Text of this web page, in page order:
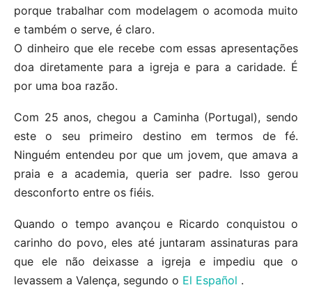
porque trabalhar com modelagem o acomoda muito
e também o serve, é claro.
O dinheiro que ele recebe com essas apresentações
doa diretamente para a igreja e para a caridade. É
por uma boa razão.
Com 25 anos, chegou a Caminha (Portugal), sendo
este o seu primeiro destino em termos de fé.
Ninguém entendeu por que um jovem, que amava a
praia e a academia, queria ser padre. Isso gerou
desconforto entre os fiéis.
Quando o tempo avançou e Ricardo conquistou o
carinho do povo, eles até juntaram assinaturas para
que ele não deixasse a igreja e impediu que o
levassem a Valença, segundo o El Español .